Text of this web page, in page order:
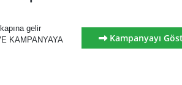
gelir
KAMPANYAYA
Kampanyayı